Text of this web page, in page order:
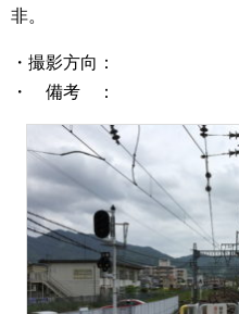
非。
・撮影方向：
・ 備考 ：